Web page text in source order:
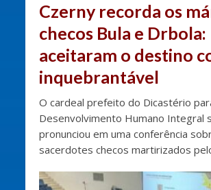
Czerny recorda os
checos Bula e Drbola:
aceitaram o destino
inquebrantável
O cardeal prefeito do Dicastério
Desenvolvimento Humano Integral
pronunciou em uma conferência
sacerdotes checos martirizados